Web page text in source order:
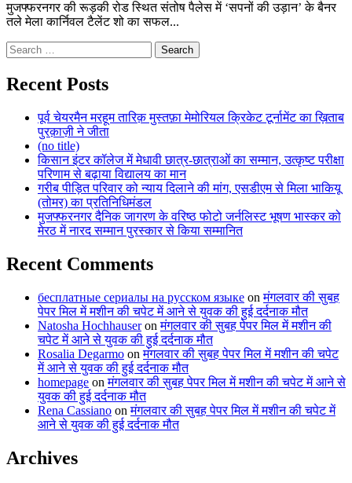
मुजफ्फरनगर की रूड़की रोड स्थित संतोष पैलेस में ‘सपनों की उड़ान’ के बैनर
तले मेला कार्निवल टैलेंट शो का सफल...
Search
for:
Recent Posts
पूर्व चेयरमैन मरहूम तारिक़ मुस्तफ़ा मेमोरियल क्रिकेट टूर्नामेंट का ख़िताब
पुरक़ाज़ी ने जीता
(no title)
किसान इंटर कॉलेज में मेधावी छात्र-छात्राओं का सम्मान, उत्कृष्ट परीक्षा
परिणाम से बढ़ाया विद्यालय का मान
गरीब पीड़ित परिवार को न्याय दिलाने की मांग, एसडीएम से मिला भाकियू
(तोमर) का प्रतिनिधिमंडल
मुजफ्फरनगर दैनिक जागरण के वरिष्ठ फोटो जर्नलिस्ट भूषण भास्कर को
मेरठ में नारद सम्मान पुरस्कार से किया सम्मानित
Recent Comments
бесплатные сериалы на русском языке onमंगलवार की सुबह
पेपर मिल में मशीन की चपेट में आने से युवक की हुई दर्दनाक मौत
Natosha Hochhauseronमंगलवार की सुबह पेपर मिल में मशीन की
चपेट में आने से युवक की हुई दर्दनाक मौत
Rosalia Degarmo onमंगलवार की सुबह पेपर मिल में मशीन की चपेट
में आने से युवक की हुई दर्दनाक मौत
homepage onमंगलवार की सुबह पेपर मिल में मशीन की चपेट में आने से
युवक की हुई दर्दनाक मौत
Rena Cassiano onमंगलवार की सुबह पेपर मिल में मशीन की चपेट में
आने से युवक की हुई दर्दनाक मौत
Archives